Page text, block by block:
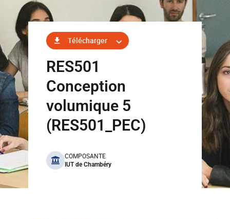
Télécharger
RES501
Conception
volumique 5
(RES501_PEC)
benefits
COMPOSANTE
IUT de Chambéry